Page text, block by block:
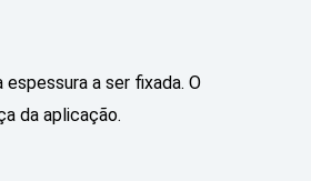
a ser fixada. O
da aplicação.